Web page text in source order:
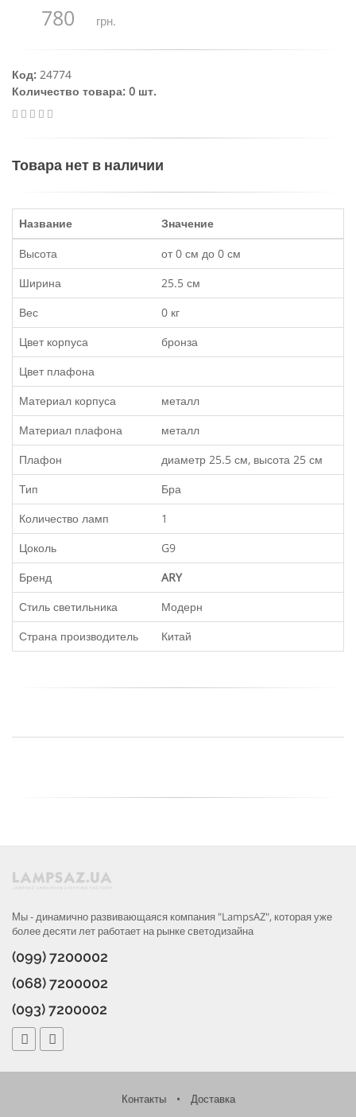
780 грн.
Код: 24774
Количество товара: 0 шт.
Товара нет в наличии
Название
Значение
Высота
от 0 см до 0 см
Ширина
25.5 см
Вес
0 кг
Цвет корпуса
бронза
Цвет плафона
Материал корпуса
металл
Материал плафона
металл
Плафон
диаметр 25.5 см, высота 25 см
Тип
Бра
Количество ламп
1
Цоколь
G9
Бренд
ARY
Стиль светильника
Модерн
Страна производитель
Китай
Мы - динамично развивающаяся компания "LampsAZ", которая уже
более десяти лет работает на рынке светодизайна
(099) 7200002
(068) 7200002
(093) 7200002
Контакты • Доставка